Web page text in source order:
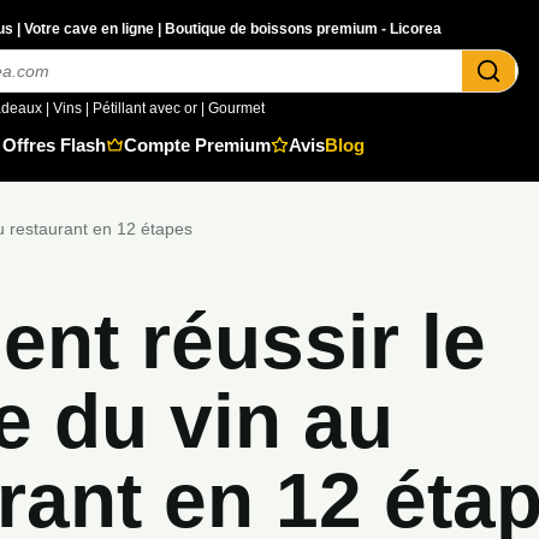
| Votre cave en ligne | Boutique de boissons premium - Licorea
| Vins| Pétillant avec or| Gourmet
Offres Flash Compte Premium AvisBlog
restaurant en 12 étapes
réussir le
du vin au
en 12